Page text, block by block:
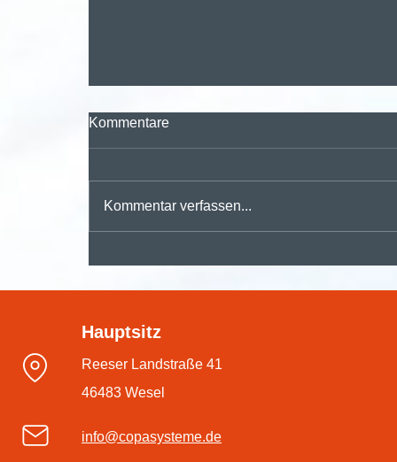
#dmsPRO Workflowengine
Kommentare
Kommentar verfassen...
Hauptsitz
Reeser Landstraße 41
46483 Wesel
info@copasysteme.de